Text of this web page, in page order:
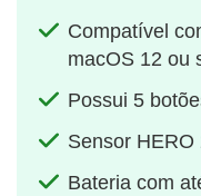
Compatível
macOS 12 ou
Possui 5
Sensor
Bateria com